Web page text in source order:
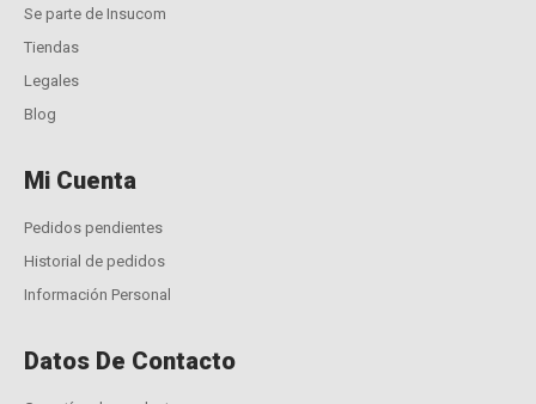
Se parte de Insucom
Tiendas
Legales
Blog
Mi Cuenta
Pedidos pendientes
Historial de pedidos
Información Personal
Datos De Contacto